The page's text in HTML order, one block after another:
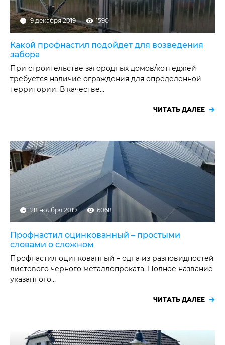
9 декабря 2019 1590
Какой профнастил подойдет для возведения
забора
При строительстве загородных домов/коттеджей
требуется наличие ограждения для определенной
территории. В качестве…
ЧИТАТЬ ДАЛЕЕ
28 ноября 2019 6068
Профнастил оцинкованный – простыми
словами о сложном
Профнастил оцинкованный – одна из разновидностей
листового черного металлопроката. Полное название
указанного…
ЧИТАТЬ ДАЛЕЕ